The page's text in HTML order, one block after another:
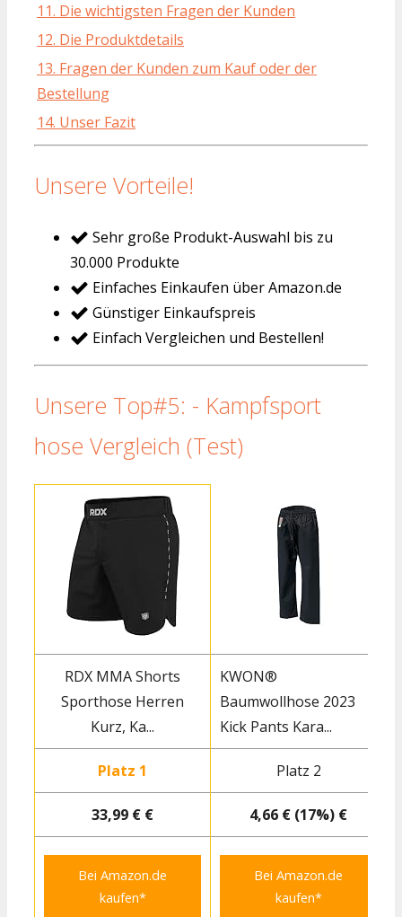
11. Die wichtigsten Fragen der Kunden
12. Die Produktdetails
13. Fragen der Kunden zum Kauf oder der
Bestellung
14. Unser Fazit
Unsere Vorteile!
Sehr große Produkt-Auswahl bis zu
30.000 Produkte
Einfaches Einkaufen über Amazon.de
Günstiger Einkaufspreis
Einfach Vergleichen und Bestellen!
Unsere Top#5: - Kampfsport
hose Vergleich (Test)
RDX MMA Shorts
Sporthose Herren
Kurz, Ka...
KWON®
Baumwollhose 2023
Kick Pants Kara...
Platz 1 Platz 2
33,99 € € 4,66 € (17%) €
Bei Amazon.de
kaufen*
Bei Amazon.de
kaufen*